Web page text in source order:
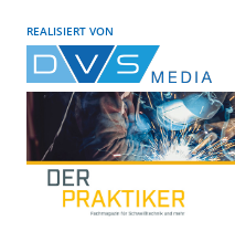
REALISIERT VON